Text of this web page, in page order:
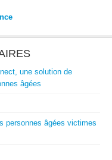
une solution de
âgées
personnes âgées victimes